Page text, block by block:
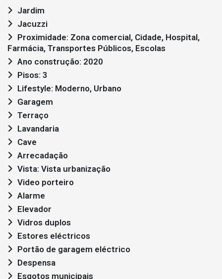
Jardim
Jacuzzi
Farmácia, Transportes Públicos, Escolas
Ano construção: 2020
Pisos: 3
Lifestyle: Moderno, Urbano
Garagem
Terraço
Lavandaria
Cave
Arrecadação
Vista: Vista urbanização
Video porteiro
Alarme
Elevador
Vidros duplos
Estores eléctricos
Portão de garagem eléctrico
Despensa
Esgotos municipais